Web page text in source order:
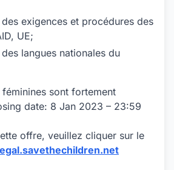
exigences et procédures des
UE;
langues nationales du
sont fortement
date: 8 Jan 2023 – 23:59
offre, veuillez cliquer sur le